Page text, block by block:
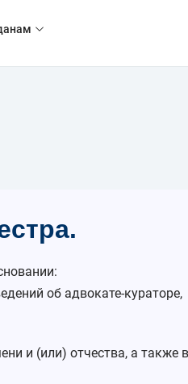
об адвокате-кураторе,
и (или) отчества, а также